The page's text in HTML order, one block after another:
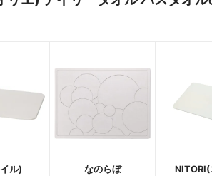
ル)
なのらぼ
NITORI(